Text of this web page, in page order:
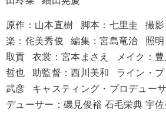
原作：山本直樹 脚本：七里圭 撮影
楽：侘美秀俊
編集：宮島竜治 照
取貢
衣裳：宮本まさえ メイク：
哲也
助監督：西川美和
ライン・
武彦
キャスティング・プロデュー
デューサー：磯見俊裕 石毛栄典 宇